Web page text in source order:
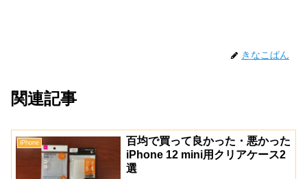
きなこぱん
関連記事
iPhone
百均で買って良かった・悪かった
iPhone 12 mini用クリアケース2
選